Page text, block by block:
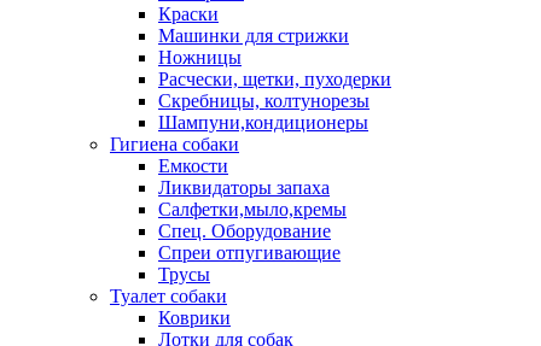
Краски
Машинки для стрижки
Ножницы
Расчески, щетки, пуходерки
Скребницы, колтунорезы
Шампуни,кондиционеры
Гигиена собаки
Емкости
Ликвидаторы запаха
Салфетки,мыло,кремы
Спец. Оборудование
Спреи отпугивающие
Трусы
Туалет собаки
Коврики
Лотки для собак